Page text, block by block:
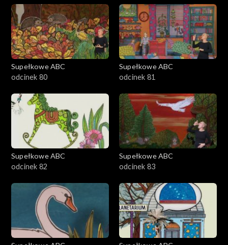
Supełkowe ABC
odcinek 80
Supełkowe ABC
odcinek 81
Supełkowe ABC
odcinek 82
Supełkowe ABC
odcinek 83